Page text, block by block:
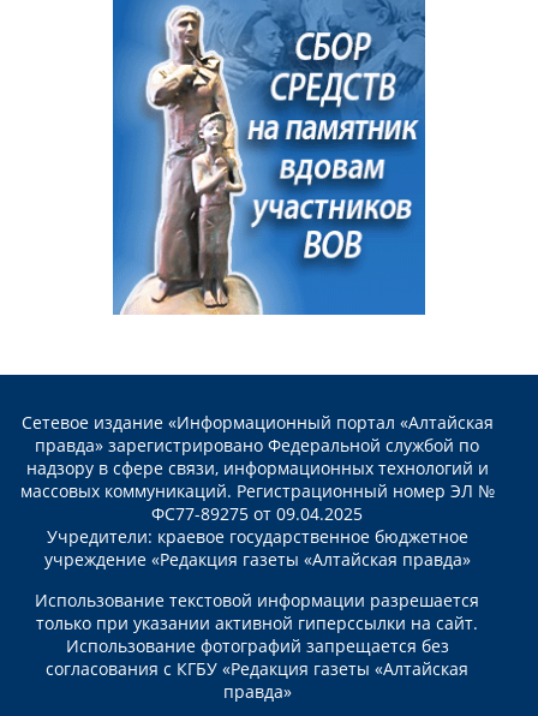
Сетевое издание «Информационный портал «Алтайская
правда» зарегистрировано Федеральной службой по
надзору в сфере связи, информационных технологий и
массовых коммуникаций. Регистрационный номер ЭЛ №
ФС77-89275 от 09.04.2025
Учредители: краевое государственное бюджетное
учреждение «Редакция газеты «Алтайская правда»
Использование текстовой информации разрешается
только при указании активной гиперссылки на сайт.
Использование фотографий запрещается без
согласования с КГБУ «Редакция газеты «Алтайская
правда»